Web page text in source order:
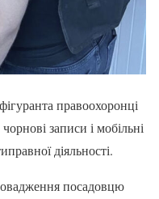
правоохоронці
записи і мобільні
діяльності.
посадовцю